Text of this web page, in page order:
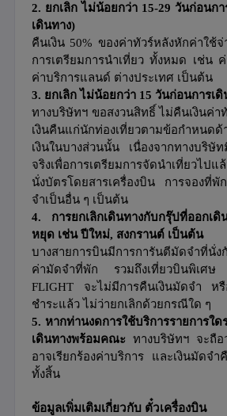
2. ยกเลิก ไม่น้อยกว่า 15-29 วันก่อนกา
เดินทาง)
คืนเงิน 50% ของค่าทัวร์หลังหักค่าใช้จ่
การเตรียมการนำเที่ยว ทั้งหมด เช่น
ค่าบริการแลนด์ ต่างประเทศ เป็นต้น
3. ยกเลิก ไม่น้อยกว่า 15 วันก่อนการเดิ
ทางบริษัทฯ ขอสงวนสิทธิ์ ไม่คืนเงินค่า
เงินคืนแก่นักท่องเที่ยวตามข้อกำหน
เงินในบางส่วนนั้น เนื่องจากทางบริษั
จริงเพื่อการเตรียมการจัดนำเที่ยวไป
นั่งบัตรโดยสารเครื่องบิน การจองที่
จำเป็นอื่น ๆ เป็นต้น
4. การยกเลิกเดินทางกับกรุ๊ปที่ออกเดิ
หยุด เช่น ปีใหม่, สงกรานต์ เป็นต้น
บางสายการบินมีการการันตีมัดจำที่นั่
ค่ามัดจำที่พัก รวมถึงเที่ยวบินพิเศ
FLIGHT จะไม่มีการคืนเงินมัดจำ ห
ชำระแล้ว ไม่ว่ายกเลิกด้วยกรณีใด ๆ
5. หากท่านงดการใช้บริการรายการใ
เดินทางพร้อมคณะ ทางบริษัทฯ จะถื
อาจเรียกร้องค่าบริการ และเงินมัดจ
ทั้งสิ้น
ข้อมูลเพิ่มเติมเกี่ยวกับ ตั๋วเครื่องบิน